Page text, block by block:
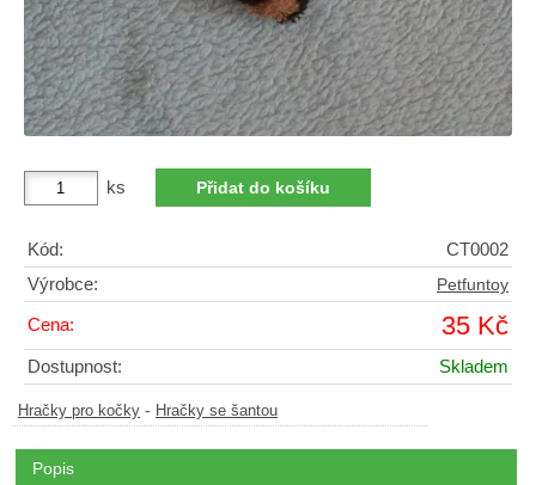
ks
Kód:
CT0002
Výrobce:
Petfuntoy
Cena: 35 Kč
Dostupnost: Skladem
Hračky pro kočky - Hračky se šantou
Popis